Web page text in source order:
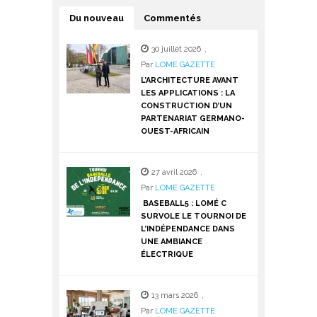
Du nouveau Commentés
30 juillet 2026 ,
Par LOME GAZETTE
L’ARCHITECTURE AVANT
LES APPLICATIONS : LA
CONSTRUCTION D’UN
PARTENARIAT GERMANO-
OUEST-AFRICAIN
27 avril 2026 ,
Par LOME GAZETTE
BASEBALL5 : LOMÉ C
SURVOLE LE TOURNOI DE
L’INDÉPENDANCE DANS
UNE AMBIANCE
ÉLECTRIQUE
13 mars 2026 ,
Par LOME GAZETTE